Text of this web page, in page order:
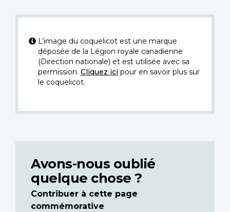
L’image du coquelicot est une marque
déposée de la Légion royale canadienne
(Direction nationale) et est utilisée avec sa
permission. Cliquez icipour en savoir plus sur
le coquelicot.
Avons-nous oublié
quelque chose ?
Contribuer à cette page
commémorative